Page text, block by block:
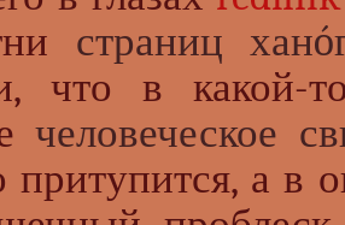
страниц
что в какой-
человеческое
притупится, а в